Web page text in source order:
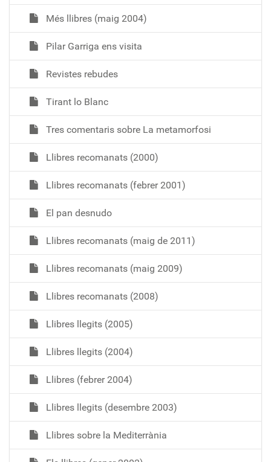
Més llibres (maig 2004)
Pilar Garriga ens visita
Revistes rebudes
Tirant lo Blanc
Tres comentaris sobre La metamorfosi
Llibres recomanats (2000)
Llibres recomanats (febrer 2001)
El pan desnudo
Llibres recomanats (maig de 2011)
Llibres recomanats (maig 2009)
Llibres recomanats (2008)
Llibres llegits (2005)
Llibres llegits (2004)
Llibres (febrer 2004)
Llibres llegits (desembre 2003)
Llibres sobre la Mediterrània